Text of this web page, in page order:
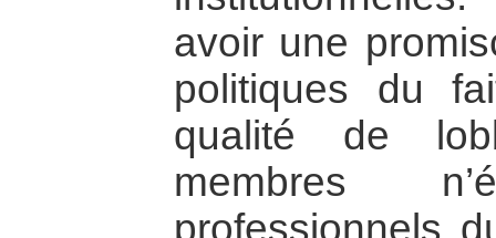
avoir une
politiques du
qualité de
membres
professionnels